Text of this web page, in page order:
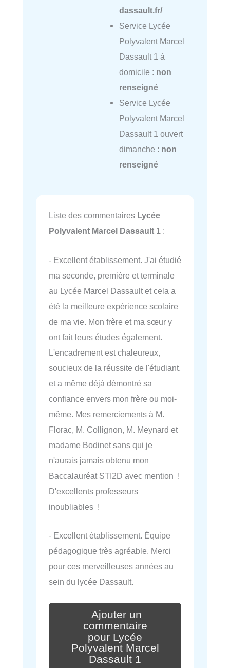
dassault.fr/
Service Lycée
Polyvalent Marcel
Dassault 1 à
domicile : non
renseigné
Service Lycée
Polyvalent Marcel
Dassault 1 ouvert
dimanche : non
renseigné
Liste des commentaires Lycée
Polyvalent Marcel Dassault 1 :
- Excellent établissement. J'ai étudié
ma seconde, première et terminale
au Lycée Marcel Dassault et cela a
été la meilleure expérience scolaire
de ma vie. Mon frère et ma sœur y
ont fait leurs études également.
L'encadrement est chaleureux,
soucieux de la réussite de l'étudiant,
et a même déjà démontré sa
confiance envers mon frère ou moi-
même. Mes remerciements à M.
Florac, M. Collignon, M. Meynard et
madame Bodinet sans qui je
n'aurais jamais obtenu mon
Baccalauréat STI2D avec mention !
D'excellents professeurs
inoubliables !
- Excellent établissement. Équipe
pédagogique très agréable. Merci
pour ces merveilleuses années au
sein du lycée Dassault.
Ajouter un
commentaire
pour Lycée
Polyvalent Marcel
Dassault 1